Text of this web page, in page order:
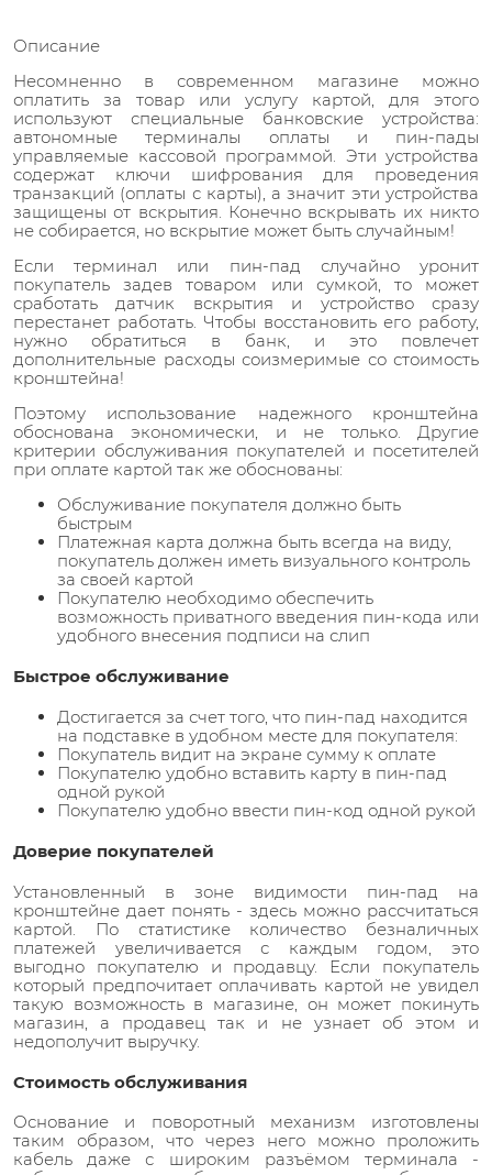
Описание
Несомненно в современном магазине можно
оплатить за товар или услугу картой, для этого
используют специальные банковские устройства:
автономные терминалы оплаты и пин-пады
управляемые кассовой программой. Эти устройства
содержат ключи шифрования для проведения
транзакций (оплаты с карты), а значит эти устройства
защищены от вскрытия. Конечно вскрывать их никто
не собирается, но вскрытие может быть случайным!
Если терминал или пин-пад случайно уронит
покупатель задев товаром или сумкой, то может
сработать датчик вскрытия и устройство сразу
перестанет работать. Чтобы восстановить его работу,
нужно обратиться в банк, и это повлечет
дополнительные расходы соизмеримые со стоимость
кронштейна!
Поэтому использование надежного кронштейна
обоснована экономически, и не только. Другие
критерии обслуживания покупателей и посетителей
при оплате картой так же обоснованы:
Обслуживание покупателя должно быть
быстрым
Платежная карта должна быть всегда на виду,
покупатель должен иметь визуального контроль
за своей картой
Покупателю необходимо обеспечить
возможность приватного введения пин-кода или
удобного внесения подписи на слип
Быстрое обслуживание
Достигается за счет того, что пин-пад находится
на подставке в удобном месте для покупателя:
Покупатель видит на экране сумму к оплате
Покупателю удобно вставить карту в пин-пад
одной рукой
Покупателю удобно ввести пин-код одной рукой
Доверие покупателей
Установленный в зоне видимости пин-пад на
кронштейне дает понять - здесь можно рассчитаться
картой. По статистике количество безналичных
платежей увеличивается с каждым годом, это
выгодно покупателю и продавцу. Если покупатель
который предпочитает оплачивать картой не увидел
такую возможность в магазине, он может покинуть
магазин, а продавец так и не узнает об этом и
недополучит выручку.
Стоимость обслуживания
Основание и поворотный механизм изготовлены
таким образом, что через него можно проложить
кабель даже с широким разъёмом терминала -